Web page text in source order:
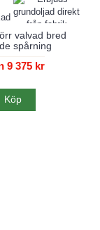
valvad bred
spårning
9 375 kr
Köp